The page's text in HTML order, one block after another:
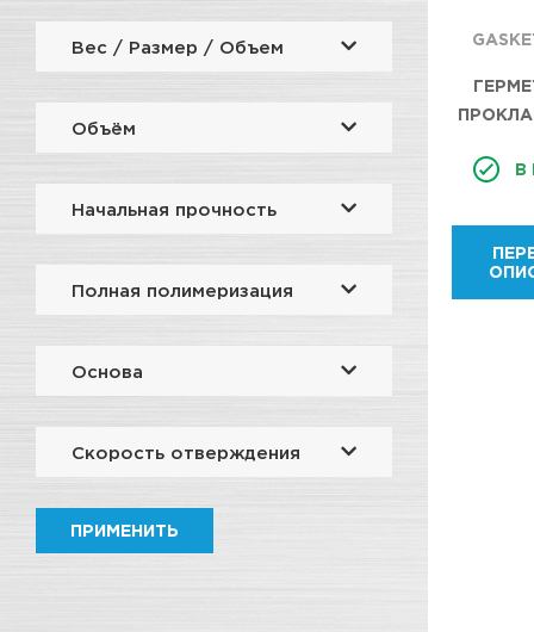
Вес / Размер / Объем
Объём
Начальная прочность
Полная полимеризация
Основа
Скорость отверждения
ПРИМЕНИТЬ
RED В